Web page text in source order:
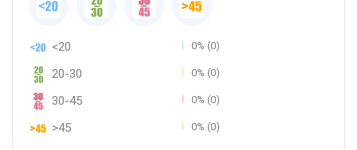
<20 0% (0)
20-30 0% (0)
30-45 0% (0)
>45 0% (0)